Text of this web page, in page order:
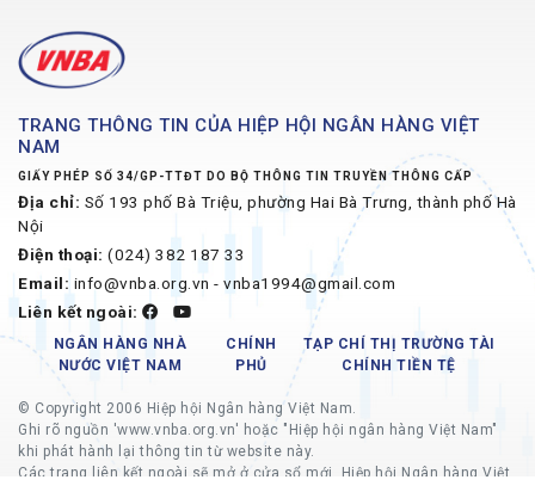
TRANG THÔNG TIN CỦA HIỆP HỘI NGÂN HÀNG VIỆT
NAM
GIẤY PHÉP SỐ 34/GP-TTĐT DO BỘ THÔNG TIN TRUYỀN THÔNG CẤP
Địa chỉ: Số 193 phố Bà Triệu, phường Hai Bà Trưng, thành phố Hà
Nội
Điện thoại: (024) 382 187 33
Email: info@vnba.org.vn - vnba1994@gmail.com
Liên kết ngoài:
NGÂN HÀNG NHÀ
NƯỚC VIỆT NAM
CHÍNH
PHỦ
TẠP CHÍ THỊ TRƯỜNG TÀI
CHÍNH TIỀN TỆ
© Copyright 2006 Hiệp hội Ngân hàng Việt Nam.
Ghi rõ nguồn 'www.vnba.org.vn' hoặc "Hiệp hội ngân hàng Việt Nam"
khi phát hành lại thông tin từ website này.
Các trang liên kết ngoài sẽ mở ở cửa sổ mới, Hiệp hội Ngân hàng Việt